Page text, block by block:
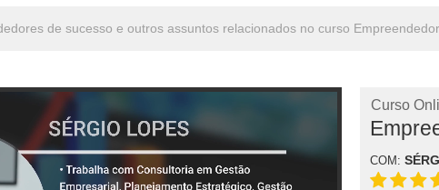
de sucesso e outros assuntos relacionados no curso
Curso
COM: